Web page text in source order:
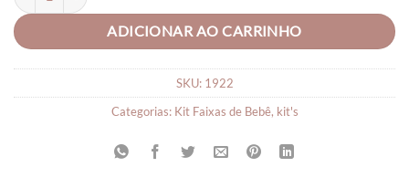
ADICIONAR AO CARRINHO
SKU: 1922
Categorias: Kit Faixas de Bebê, kit's